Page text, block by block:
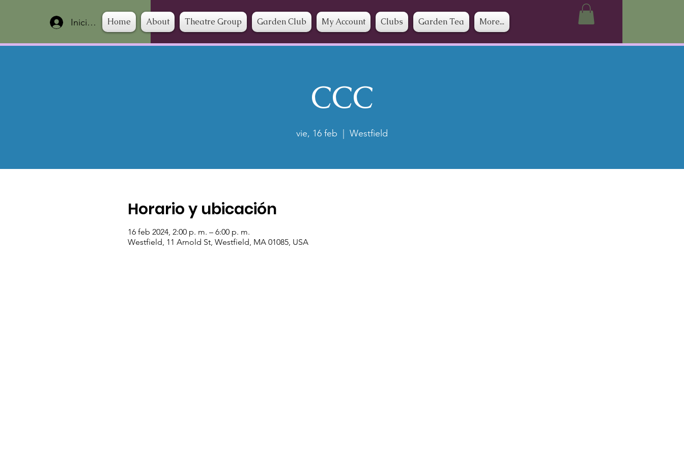
Iniciar sesión
Home About Theatre Group Garden Club My Account Clubs Garden Tea More...
CCC
vie, 16 feb
  |
Westfield
Horario y ubicación
16 feb 2024, 2:00 p. m. – 6:00 p. m.
Westfield, 11 Arnold St, Westfield, MA 01085, USA